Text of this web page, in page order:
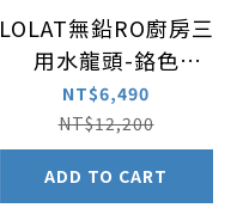
LOLAT無鉛RO廚房三
用水龍頭-鉻色
D5268LF
NT$6,490
NT$12,200
ADD TO CART